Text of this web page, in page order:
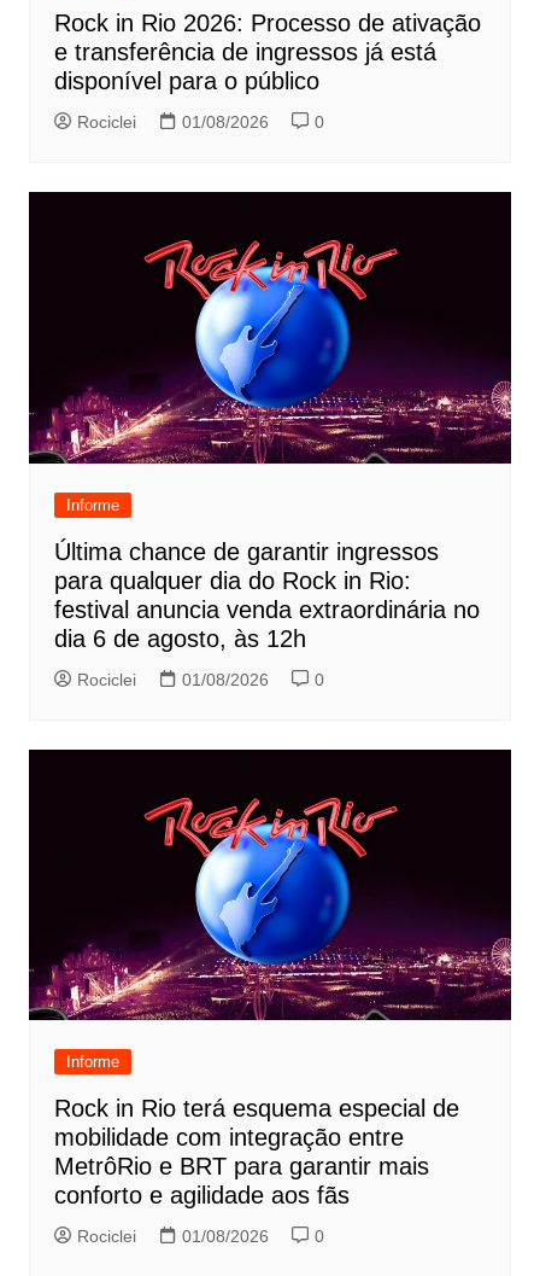
Rock in Rio 2026: Processo de ativação
e transferência de ingressos já está
disponível para o público
Rociclei 01/08/2026 0
Informe
Última chance de garantir ingressos
para qualquer dia do Rock in Rio:
festival anuncia venda extraordinária no
dia 6 de agosto, às 12h
Rociclei 01/08/2026 0
Informe
Rock in Rio terá esquema especial de
mobilidade com integração entre
MetrôRio e BRT para garantir mais
conforto e agilidade aos fãs
Rociclei 01/08/2026 0